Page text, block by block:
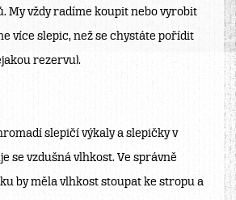
My vždy radíme koupit nebo vyrobit
více slepic, než se chystáte pořídit
rezervu).
slepičí výkaly a slepičky v
se vzdušná vlhkost. Ve správně
by měla vlhkost stoupat ke stropu a